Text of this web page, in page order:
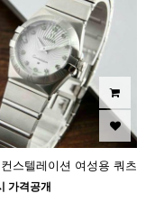
스텔레이션 여성용 쿼츠
가격공개